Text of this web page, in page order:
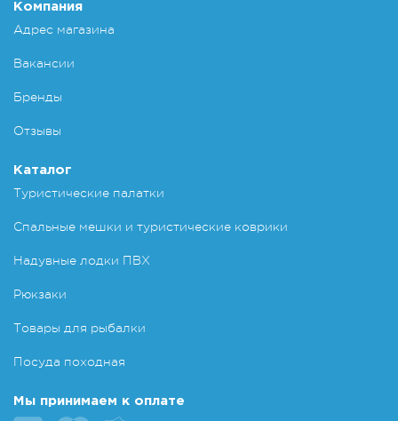
Компания
Адрес магазина
Вакансии
Бренды
Отзывы
Каталог
Туристические палатки
Спальные мешки и туристические коврики
Надувные лодки ПВХ
Рюкзаки
Товары для рыбалки
Посуда походная
Мы принимаем к оплате